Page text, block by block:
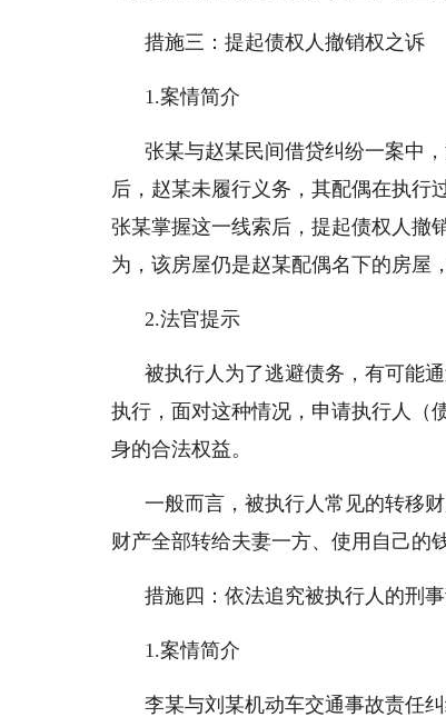
措施三：提起债权人撤销权之诉
1.案情简介
张某与赵某民间借贷纠纷一案中
后，赵某未履行义务，其配偶在执行
张某掌握这一线索后，提起债权人撤
为，该房屋仍是赵某配偶名下的房屋
2.法官提示
被执行人为了逃避债务，有可能
执行，面对这种情况，申请执行人（
身的合法权益。
一般而言，被执行人常见的转移
财产全部转给夫妻一方、使用自己的
措施四：依法追究被执行人的刑
1.案情简介
李某与刘某机动车交通事故责任